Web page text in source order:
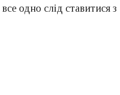
одно слід ставитися з